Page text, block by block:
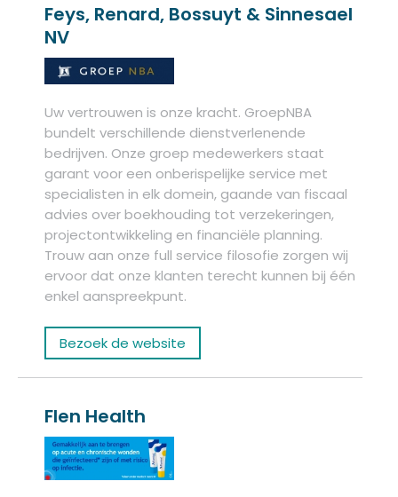
Feys, Renard, Bossuyt & Sinnesael
NV
Uw vertrouwen is onze kracht. GroepNBA
bundelt verschillende dienstverlenende
bedrijven. Onze groep medewerkers staat
garant voor een onberispelijke service met
specialisten in elk domein, gaande van fiscaal
advies over boekhouding tot verzekeringen,
projectontwikkeling en financiële planning.
Trouw aan onze full service filosofie zorgen wij
ervoor dat onze klanten terecht kunnen bij één
enkel aanspreekpunt.
Bezoek de website
Flen Health